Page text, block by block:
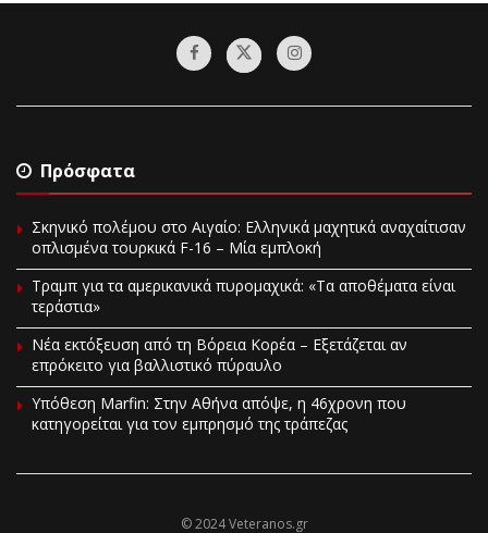
Πρόσφατα
Σκηνικό πολέμου στο Αιγαίο: Ελληνικά μαχητικά αναχαίτισαν
οπλισμένα τουρκικά F-16 – Μία εμπλοκή
Τραμπ για τα αμερικανικά πυρομαχικά: «Τα αποθέματα είναι
τεράστια»
Νέα εκτόξευση από τη Βόρεια Κορέα – Εξετάζεται αν
επρόκειτο για βαλλιστικό πύραυλο
Υπόθεση Marfin: Στην Αθήνα απόψε, η 46χρονη που
κατηγορείται για τον εμπρησμό της τράπεζας
© 2024 Veteranos.gr